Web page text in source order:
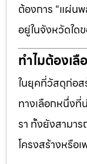
ต้องการ “แผ่น
อยู่ในจังหวัดใด
ทำไมต้องเ
ในยุคที่วัสดุก่อ
ทางเลือกหนึ่งที่
รา ทั้งยังสามา
โครงสร้างหรือ